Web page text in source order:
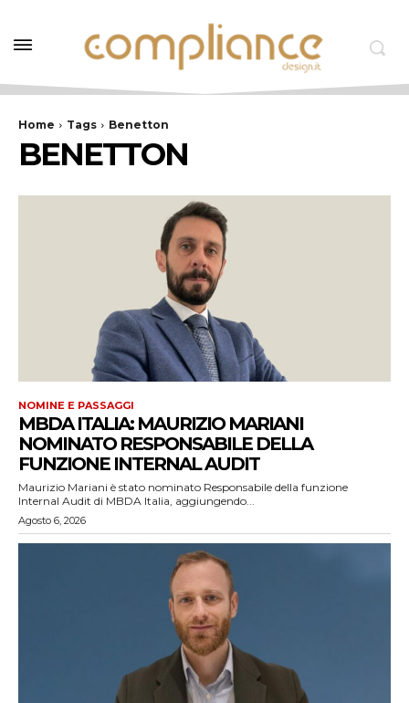
Home Tags Benetton
BENETTON
NOMINE E PASSAGGI
MBDA ITALIA: MAURIZIO MARIANI
NOMINATO RESPONSABILE DELLA
FUNZIONE INTERNAL AUDIT
Maurizio Mariani è stato nominato Responsabile della funzione
Internal Audit di MBDA Italia, aggiungendo...
Agosto 6, 2026